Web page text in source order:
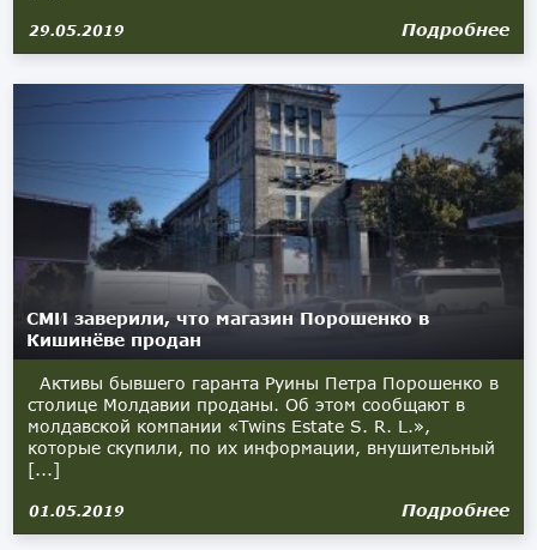
29.05.2019 Подробнее
СМИ заверили, что магазин Порошенко в
Кишинёве продан
Активы бывшего гаранта Руины Петра Порошенко в
столице Молдавии проданы. Об этом сообщают в
молдавской компании «Twins Estate S. R. L.»,
которые скупили, по их информации, внушительный
[...]
01.05.2019 Подробнее